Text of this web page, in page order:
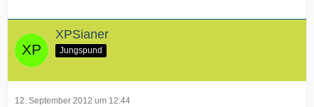
XPSianer
Jungspund
12. September 2012 um 12:44